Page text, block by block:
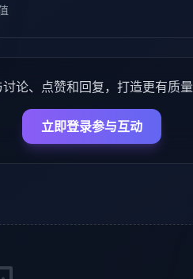
论、点赞和回复，打造更有质量
立即登录参与互动